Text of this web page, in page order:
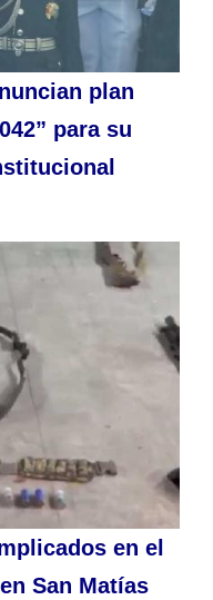
plan
para su
en el
San Matías